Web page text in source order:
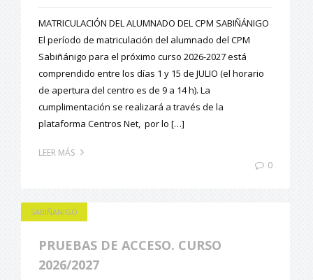
MATRICULACIÓN DEL ALUMNADO DEL CPM SABIÑÁNIGO
El período de matriculación del alumnado del CPM
Sabiñánigo para el próximo curso 2026-2027 está
comprendido entre los días 1 y 15 de JULIO (el horario
de apertura del centro es de 9 a 14 h). La
cumplimentación se realizará a través de la
plataforma Centros Net, por lo […]
LEER MÁS
0
SABIÑANIGO
PRUEBAS DE ACCESO. CURSO
2026/2027